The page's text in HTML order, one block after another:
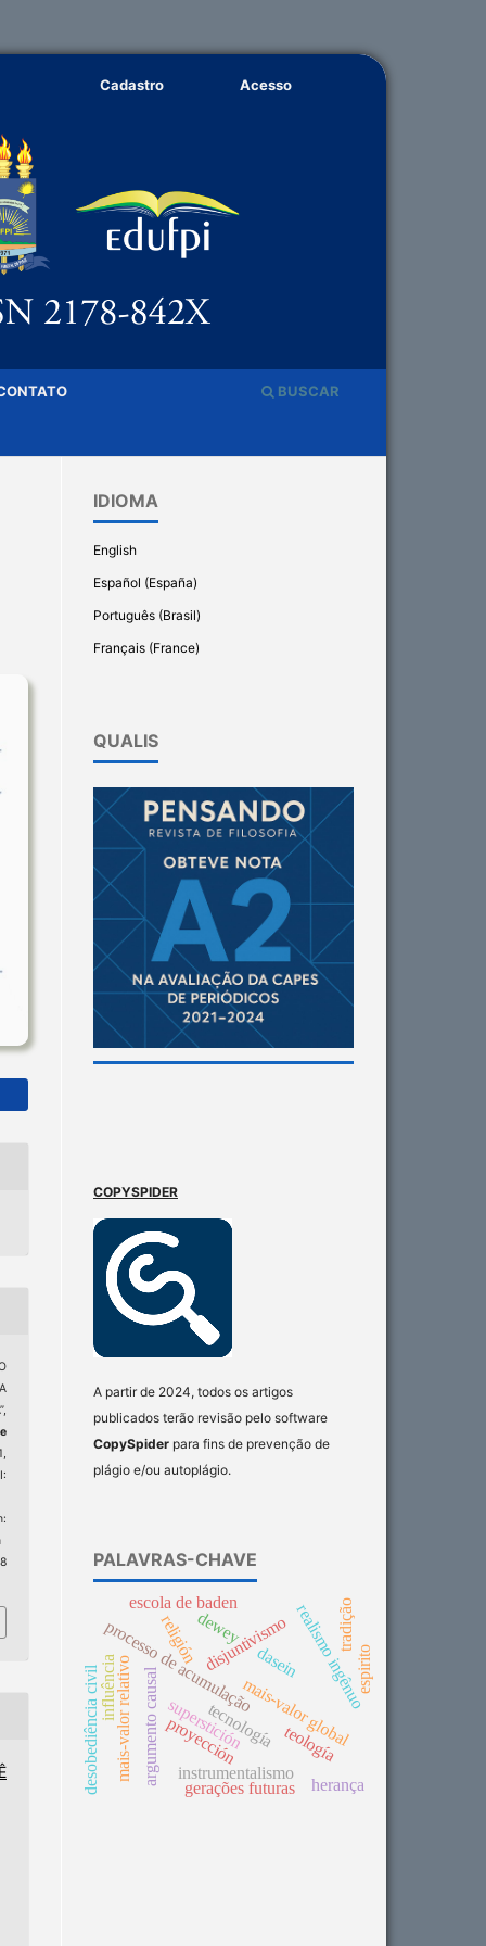
BUSCAR
Cadastro Acesso
IDIOMA
English
Español (España)
Português (Brasil)
Français (France)
QUALIS
COPYSPIDER
A partir de 2024, todos os artigos
publicados terão revisão pelo software
CopySpider para fins de prevenção de
plágio e/ou autoplágio.
PALAVRAS-CHAVE
argumento causalsuperstición
proyección
processo de acumulaçãomais-valor global
mais-valor relativo
disjuntivismo
religión realismo ingênuo
tecnología
instrumentalismo
dewey
teología
espirito
influência
desobediência civil
escola de baden
dasein
herança
tradição
gerações futuras